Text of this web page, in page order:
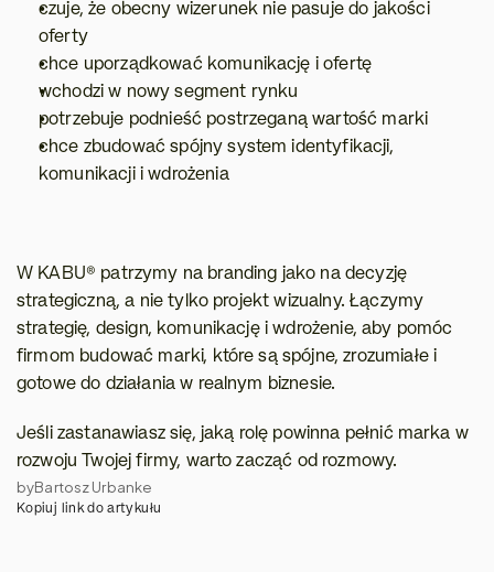
czuje, że obecny wizerunek nie pasuje do jakości
oferty
chce uporządkować komunikację i ofertę
wchodzi w nowy segment rynku
potrzebuje podnieść postrzeganą wartość marki
chce zbudować spójny system identyfikacji,
komunikacji i wdrożenia
W KABU® patrzymy na branding jako na decyzję
strategiczną, a nie tylko projekt wizualny. Łączymy
strategię, design, komunikację i wdrożenie, aby pomóc
firmom budować marki, które są spójne, zrozumiałe i
gotowe do działania w realnym biznesie.
Jeśli zastanawiasz się, jaką rolę powinna pełnić marka w
rozwoju Twojej firmy, warto zacząć od rozmowy.
byBartosz Urbanke
Kopiuj link do artykułu